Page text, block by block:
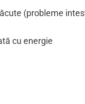
(probleme
cu energie